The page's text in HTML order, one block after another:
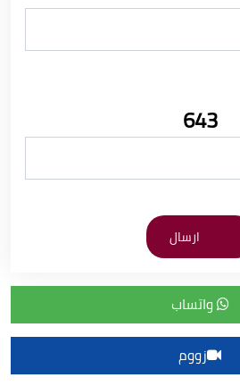
643
واتساب
زووم